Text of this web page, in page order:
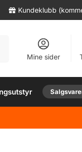
Kundeklubb
Mine sider